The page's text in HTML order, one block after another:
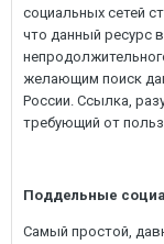
социальных сетей
что данный ресурс
желающим поиск
России. Ссылка,
требующий от
Поддельные
Самый простой,